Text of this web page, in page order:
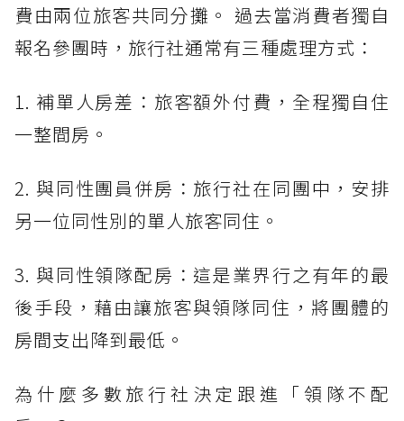
費由兩位旅客共同分攤。 過去當消費者獨自
報名參團時，旅行社通常有三種處理方式：
1. 補單人房差：旅客額外付費，全程獨自住
一整間房。
2. 與同性團員併房：旅行社在同團中，安排
另一位同性別的單人旅客同住。
3. 與同性領隊配房：這是業界行之有年的最
後手段，藉由讓旅客與領隊同住，將團體的
房間支出降到最低。
為什麼多數旅行社決定跟進「領隊不配